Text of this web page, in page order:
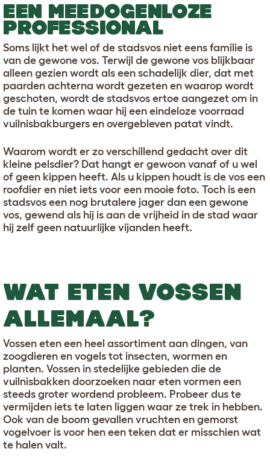
EEN MEEDOGENLOZE
PROFESSIONAL
Soms lijkt het wel of de stadsvos niet eens familie is
van de gewone vos. Terwijl de gewone vos blijkbaar
alleen gezien wordt als een schadelijk dier, dat met
paarden achterna wordt gezeten en waarop wordt
geschoten, wordt de stadsvos ertoe aangezet om in
de tuin te komen waar hij een eindeloze voorraad
vuilnisbakburgers en overgebleven patat vindt.
Waarom wordt er zo verschillend gedacht over dit
kleine pelsdier? Dat hangt er gewoon vanaf of u wel
of geen kippen heeft. Als u kippen houdt is de vos een
roofdier en niet iets voor een mooie foto. Toch is een
stadsvos een nog brutalere jager dan een gewone
vos, gewend als hij is aan de vrijheid in de stad waar
hij zelf geen natuurlijke vijanden heeft.
WAT ETEN VOSSEN
ALLEMAAL?
Vossen eten een heel assortiment aan dingen, van
zoogdieren en vogels tot insecten, wormen en
planten. Vossen in stedelijke gebieden die de
vuilnisbakken doorzoeken naar eten vormen een
steeds groter wordend probleem. Probeer dus te
vermijden iets te laten liggen waar ze trek in hebben.
Ook van de boom gevallen vruchten en gemorst
vogelvoer is voor hen een teken dat er misschien wat
te halen valt.